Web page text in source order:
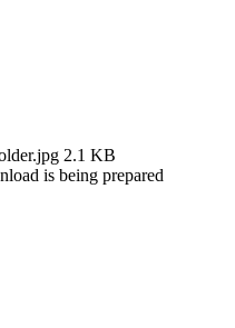
2.1 KB
is being prepared